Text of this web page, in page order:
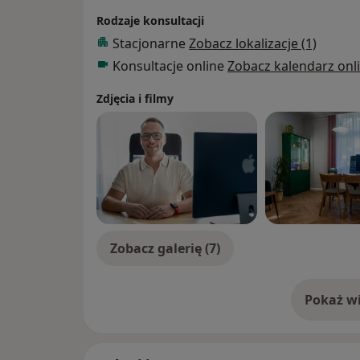
psychiatrii oraz pokrewnych dziedzin.
WAŻNE:
Przyjmuję tylko pacjentów pełnoletnich.
W przypadku braku potwierdzenia
poprzedzającym, wizyta może zostać
Konsultacje online są dostępne tylko dla
kontynuacja leczenia. Płatność należy
płatności za wizytę zdalną zostanie ona
Rodzaje konsultacji
Stacjonarne Zobacz lokalizacje (1)
Konsultacje online Zobacz kalendarz
Zdjęcia i filmy
Zobacz galerię (7)
Pokażo